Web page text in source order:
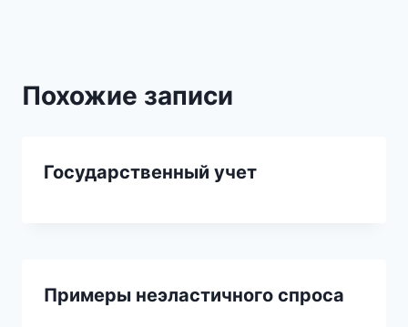
Похожие записи
Государственный учет
Примеры неэластичного спроса